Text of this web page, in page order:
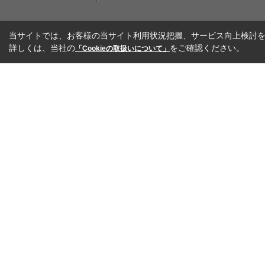
当サイトでは、お客様の当サイト利用状況把握、サービス向上検討
詳しくは、当社の 「Cookieの取扱いについて」 をご確認ください。